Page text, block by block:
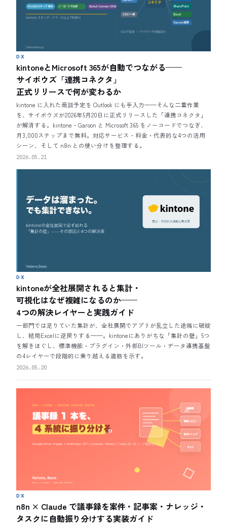
DX
kintoneとMicrosoft 365が自動でつながる——
サイボウズ「連携コネクタ」
正式リリースで何が変わるか
kintone に入れた商談予定を Outlook にも手入力——そんな二重作業
を、サイボウズが2026年5月20日に正式リリースした「連携コネクタ」
が解消する。kintone・Garoon と Microsoft 365 をノーコードでつなぎ、
月3,000ステップまで無料。対応サービス・料金・代表的な4つの活用
シーン、そして n8n との使い分けを整理する。
2026.05.21
DX
kintoneが全社展開されると集計・
可視化はなぜ複雑になるのか——
4つの解決レイヤーと実践ガイド
一部門では足りていた集計が、全社展開でアプリが乱立した途端に破綻
し、結局Excelに逆戻りする——。kintoneにありがちな「集計の壁」5つ
を解きほぐし、標準機能・プラグイン・外部BIツール・データ連携基盤
の4レイヤーで段階的に乗り越える道筋を示す。
2026.05.20
DX
n8n × Claude で議事録を案件・記事案・ナレッジ・
タスクに自動振り分けする実装ガイド